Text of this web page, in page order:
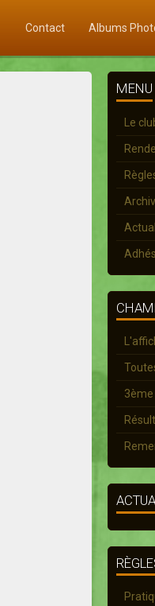
Contact Albums
MENU
Le
3ème